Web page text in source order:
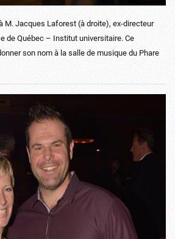
M. Jacques Laforest (à droite), ex-directeur
de Québec – Institut universitaire. Ce
son nom à la salle de musique du Phare